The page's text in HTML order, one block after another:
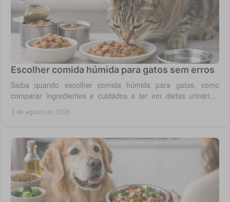
Escolher comida húmida para gatos sem erros
Saiba quando escolher comida húmida para gatos, como
comparar ingredientes e cuidados a ter em dietas urinárias,
3 de agosto de 2026